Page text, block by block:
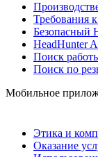
Требования
Безопасный
HeadHunter
Поиск
Поиск по
Мобильное
Этика и
Оказание